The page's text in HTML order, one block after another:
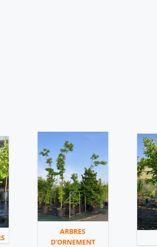
ARBRES
D’ORNEMENT